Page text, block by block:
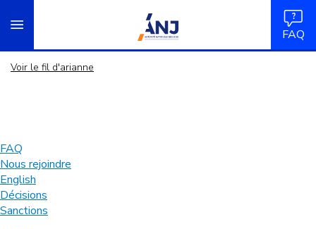
au
accueil
FAQ
Voir le fil d'arianne
FAQ
Nous rejoindre
English
Décisions
Sanctions